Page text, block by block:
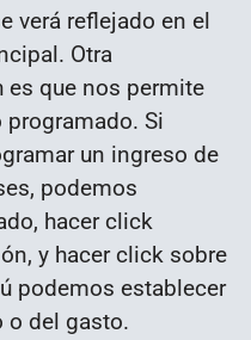
verá reflejado en el
Otra
es que nos permite
Si
un ingreso de
podemos
hacer click
y hacer click sobre
podemos establecer
o del gasto.